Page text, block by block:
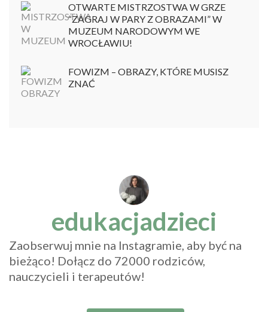
OTWARTE MISTRZOSTWA W GRZE
“ZAGRAJ W PARY Z OBRAZAMI” W
MUZEUM NARODOWYM WE
WROCŁAWIU!
FOWIZM – OBRAZY, KTÓRE MUSISZ
ZNAĆ
edukacjadzieci
Zaobserwuj mnie na Instagramie, aby być na
bieżąco! Dołącz do 72000 rodziców,
nauczycieli i terapeutów!